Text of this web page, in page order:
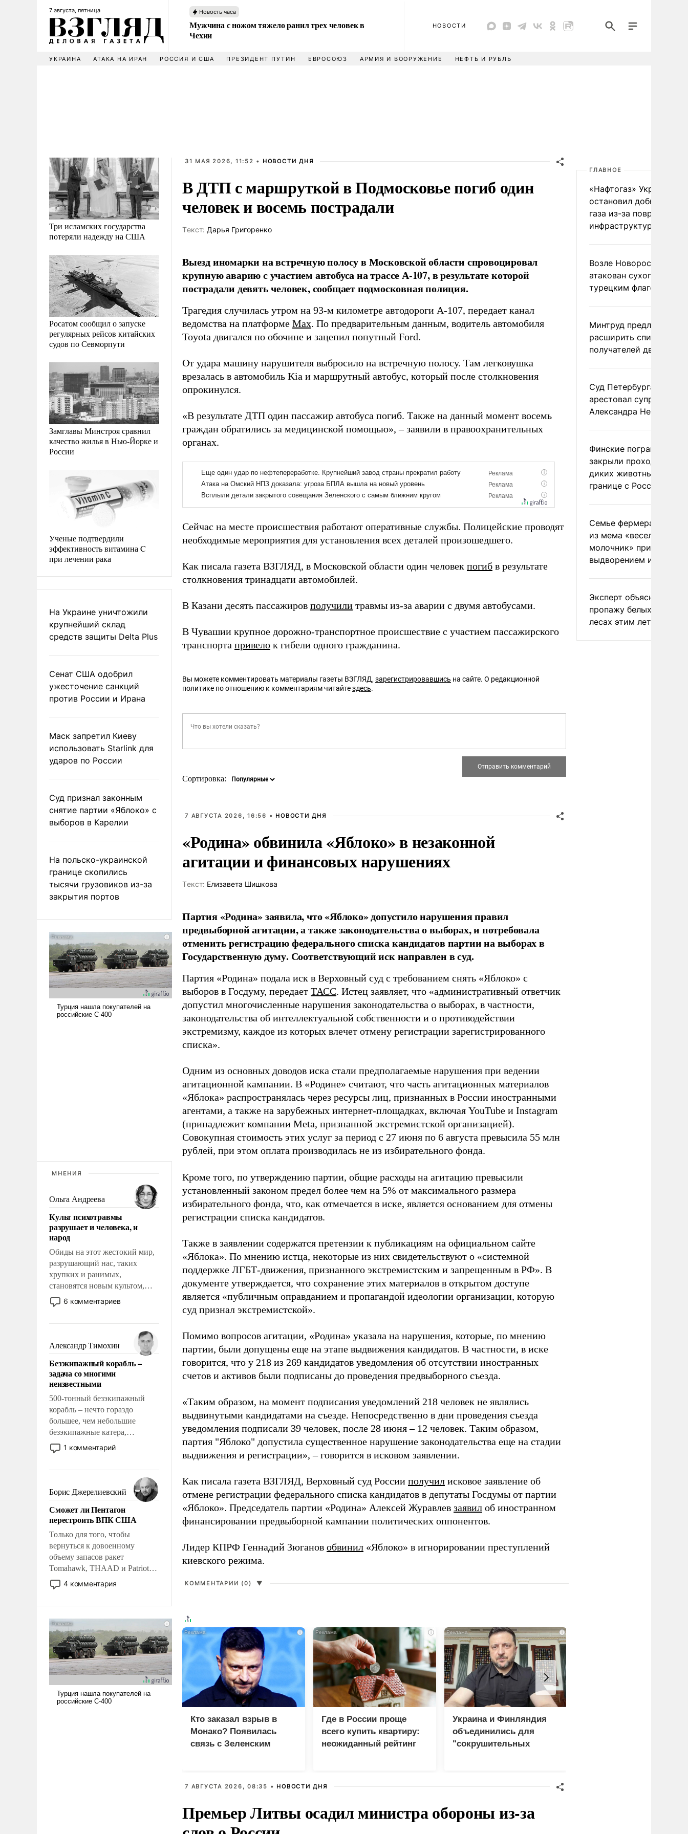
7 августа, пятница Новость часа
Мужчина с ножом тяжело ранил трех человек в
Чехии
НОВОСТИ
УКРАИНА АТАКА НА ИРАН РОССИЯ И США ПРЕЗИДЕНТ ПУТИН ЕВРОСОЮЗ АРМИЯ И ВООРУЖЕНИЕ НЕФТЬ И РУБЛЬ
Три исламских государства
потеряли надежду на США
Росатом сообщил о запуске
регулярных рейсов китайских
судов по Севморпути
Замглавы Минстроя сравнил
качество жилья в Нью-Йорке и
России
Ученые подтвердили
эффективность витамина C
при лечении рака
На Украине уничтожили
крупнейший склад
средств защиты Delta Plus
Сенат США одобрил
ужесточение санкций
против России и Ирана
Маск запретил Киеву
использовать Starlink для
ударов по России
Суд признал законным
снятие партии «Яблоко» с
выборов в Карелии
На польско-украинской
границе скопились
тысячи грузовиков из-за
закрытия портов
МНЕНИЯ
Ольга Андреева
Культ психотравмы
разрушает и человека, и
народ
Обиды на этот жестокий мир,
разрушающий нас, таких
хрупких и ранимых,
становятся новым культом,
постепенно вытесняя и
отменяя традиционное
мужественным и твердым под
ударами судьбы, брать на себя
ответственность, помогать
слабым, идти вперед и
адаптироваться.
6 комментариев
Александр Тимохин
Безэкипажный корабль –
задача со многими
неизвестными
500-тонный безэкипажный
корабль – нечто гораздо
большее, чем небольшие
безэкипажные катера,
применение которых уже
стало обыденностью. Задача по
сложна и амбициозна. Однако
и ее реализация радикально
поднимет наши боевые
возможности.
1 комментарий
Борис Джерелиевский
Сможет ли Пентагон
перестроить ВПК США
Только для того, чтобы
вернуться к довоенному
объему запасов ракет
Tomahawk, THAAD и Patriot
США потребуется более трех
лет. Даже небольшая война с
Сложившаяся ситуация
означает многолетний период
уязвимости США, например,
перед Китаем.
4 комментария
31 МАЯ 2026, 11:52 • НОВОСТИ ДНЯ
В ДТП с маршруткой в Подмосковье погиб один
человек и восемь пострадали
Tекст: Дарья Григоренко
Выезд иномарки на встречную полосу в Московской области спровоцировал
крупную аварию с участием автобуса на трассе А-107, в результате которой
пострадали девять человек, сообщает подмосковная полиция.
Трагедия случилась утром на 93-м километре автодороги А-107, передает канал
ведомства на платформе Max. По предварительным данным, водитель автомобиля
Toyota двигался по обочине и зацепил попутный Ford.
От удара машину нарушителя выбросило на встречную полосу. Там легковушка
врезалась в автомобиль Kia и маршрутный автобус, который после столкновения
опрокинулся.
«В результате ДТП один пассажир автобуса погиб. Также на данный момент восемь
граждан обратились за медицинской помощью», – заявили в правоохранительных
органах.
Сейчас на месте происшествия работают оперативные службы. Полицейские проводят
необходимые мероприятия для установления всех деталей произошедшего.
Как писала газета ВЗГЛЯД, в Московской области один человек погиб в результате
столкновения тринадцати автомобилей.
В Казани десять пассажиров получили травмы из-за аварии с двумя автобусами.
В Чувашии крупное дорожно-транспортное происшествие с участием пассажирского
транспорта привело к гибели одного гражданина.
Вы можете комментировать материалы газеты ВЗГЛЯД, зарегистрировавшись на сайте. О редакционной
политике по отношению к комментариям читайтездесь.
Сортировка:
7 АВГУСТА 2026, 16:56 • НОВОСТИ ДНЯ
«Родина» обвинила «Яблоко» в незаконной
агитации и финансовых нарушениях
Tекст: Елизавета Шишкова
Партия «Родина» заявила, что «Яблоко» допустило нарушения правил
предвыборной агитации, а также законодательства о выборах, и потребовала
отменить регистрацию федерального списка кандидатов партии на выборах в
Государственную думу. Соответствующий иск направлен в суд.
Партия «Родина» подала иск в Верховный суд с требованием снять «Яблоко» с
выборов в Госдуму, передает ТАСС. Истец заявляет, что «административный ответчик
допустил многочисленные нарушения законодательства о выборах, в частности,
законодательства об интеллектуальной собственности и о противодействии
экстремизму, каждое из которых влечет отмену регистрации зарегистрированного
списка».
Одним из основных доводов иска стали предполагаемые нарушения при ведении
агитационной кампании. В «Родине» считают, что часть агитационных материалов
«Яблока» распространялась через ресурсы лиц, признанных в России иностранными
агентами, а также на зарубежных интернет-площадках, включая YouTube и Instagram
(принадлежит компании Meta, признанной экстремистской организацией).
Совокупная стоимость этих услуг за период с 27 июня по 6 августа превысила 55 млн
рублей, при этом оплата производилась не из избирательного фонда.
Кроме того, по утверждению партии, общие расходы на агитацию превысили
установленный законом предел более чем на 5% от максимального размера
избирательного фонда, что, как отмечается в иске, является основанием для отмены
регистрации списка кандидатов.
Также в заявлении содержатся претензии к публикациям на официальном сайте
«Яблока». По мнению истца, некоторые из них свидетельствуют о «системной
поддержке ЛГБТ-движения, признанного экстремистским и запрещенным в РФ». В
документе утверждается, что сохранение этих материалов в открытом доступе
является «публичным оправданием и пропагандой идеологии организации, которую
суд признал экстремистской».
Помимо вопросов агитации, «Родина» указала на нарушения, которые, по мнению
партии, были допущены еще на этапе выдвижения кандидатов. В частности, в иске
говорится, что у 218 из 269 кандидатов уведомления об отсутствии иностранных
счетов и активов были подписаны до проведения предвыборного съезда.
«Таким образом, на момент подписания уведомлений 218 человек не являлись
выдвинутыми кандидатами на съезде. Непосредственно в дни проведения съезда
уведомления подписали 39 человек, после 28 июня – 12 человек. Таким образом,
партия "Яблоко" допустила существенное нарушение законодательства еще на стадии
выдвижения и регистрации», – говорится в исковом заявлении.
Как писала газета ВЗГЛЯД, Верховный суд России получил исковое заявление об
отмене регистрации федерального списка кандидатов в депутаты Госдумы от партии
«Яблоко». Председатель партии «Родина» Алексей Журавлев заявил об иностранном
финансировании предвыборной кампании политических оппонентов.
Лидер КПРФ Геннадий Зюганов обвинил «Яблоко» в игнорировании преступлений
киевского режима.
КОММЕНТАРИИ (0) ▼
i
Кто заказал взрыв в
Монако? Появилась
связь с Зеленским
i
Где в России проще
всего купить квартиру:
неожиданный рейтинг
i
Украина и Финляндия
объединились для
"сокрушительных
7 АВГУСТА 2026, 08:35 • НОВОСТИ ДНЯ
Премьер Литвы осадил министра обороны из-за
ГЛАВНОЕ
«Нафтогаз» Украины
остановил добычу
газа из-за повреждения
инфраструктуры
Возле Новороссийска
атакован сухогруз под
турецким флагом
Минтруд предложил
расширить список
получателей двух
Суд Петербурга заочно
арестовал супругу
Александра Невзорова
Финские пограничники
закрыли проходы для
диких животных на
границе с Россией
Семье фермера
из мема «веселый
молочник» пригрозили
выдворением из
Эксперт объяснил
пропажу белых грибов
лесах этим летом